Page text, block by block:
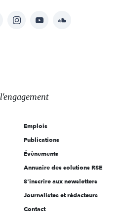
InstagramYouTubeSoundcloud
Emplois
Publications
Évènements
Annuaire des solutions RSE
S'inscrire aux newsletters
Journalistes et rédacteurs
Contact